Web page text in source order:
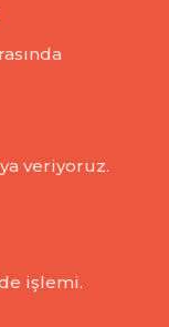
veriyoruz.
işlemi.